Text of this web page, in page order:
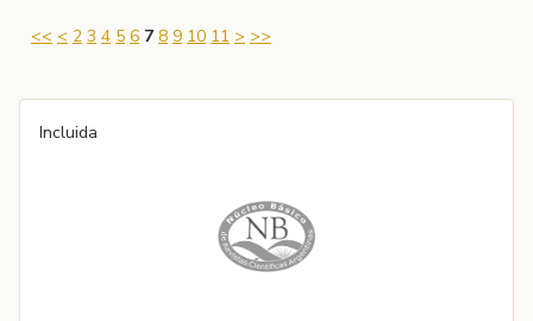
<< < 2 3 4 5 6 7 8 9 10 11 > >>
Incluida